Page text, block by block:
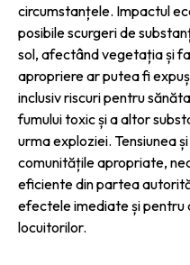
circumstanțele. Impactul
posibile scurgeri de
sol, afectând vegetația și
apropriere ar putea fi
inclusiv riscuri pentru
fumului toxic și a altor
urma exploziei. Tensiunea
comunitățile apropriate,
eficiente din partea
efectele imediate și
locuitorilor.